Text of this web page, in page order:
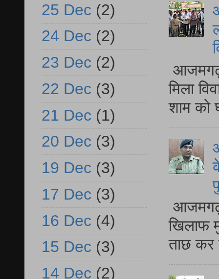
आजमगढ़
मिला
शाम को
आजमगढ़
खिलाफ
ताछ कर
25 Dec (2)
24 Dec (2)
23 Dec (2)
22 Dec (3)
21 Dec (1)
20 Dec (3)
19 Dec (3)
17 Dec (3)
16 Dec (4)
15 Dec (3)
14 Dec (2)